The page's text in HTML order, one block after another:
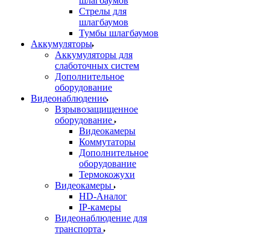
Стрелы для
шлагбаумов
Тумбы шлагбаумов
Аккумуляторы
Аккумуляторы для
слаботочных систем
Дополнительное
оборудование
Видеонаблюдение
Взрывозащищенное
оборудование
Видеокамеры
Коммутаторы
Дополнительное
оборудование
Термокожухи
Видеокамеры
HD-Аналог
IP-камеры
Видеонаблюдение для
транспорта